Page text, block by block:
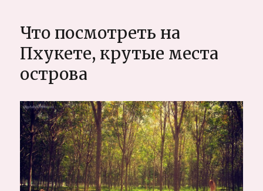
ответы
к
экзамену
Что посмотреть на
Пхукете, крутые места
острова